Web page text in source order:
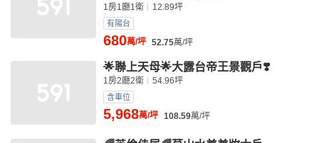
1房1廳1衛 12.89坪
有陽台
680萬/坪 52.75萬/坪
🌟聯上天母🌟大露台帝王景觀戶❣️
1房2廳2衛 54.96坪
含車位
5,968萬/坪 108.59萬/坪